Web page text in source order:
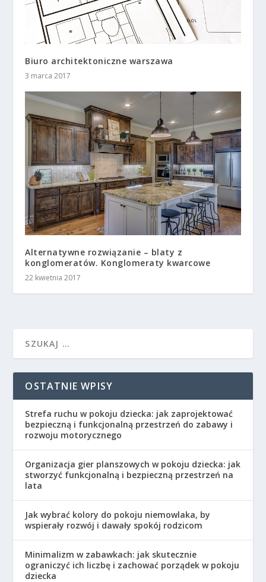
Biuro architektoniczne warszawa
3 marca 2017
Alternatywne rozwiązanie – blaty z
konglomeratów. Konglomeraty kwarcowe
22 kwietnia 2017
OSTATNIE WPISY
Strefa ruchu w pokoju dziecka: jak zaprojektować
bezpieczną i funkcjonalną przestrzeń do zabawy i
rozwoju motorycznego
Organizacja gier planszowych w pokoju dziecka: jak
stworzyć funkcjonalną i bezpieczną przestrzeń na
lata
Jak wybrać kolory do pokoju niemowlaka, by
wspierały rozwój i dawały spokój rodzicom
Minimalizm w zabawkach: jak skutecznie
ograniczyć ich liczbę i zachować porządek w pokoju
dziecka